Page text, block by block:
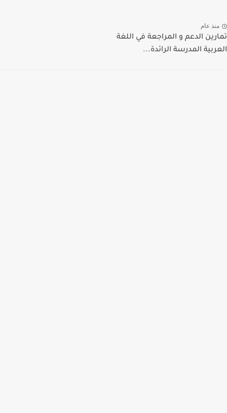
منذ عام
تمارين الدعم و المراجعة في اللغة
العربية المدرسة الرائدة...